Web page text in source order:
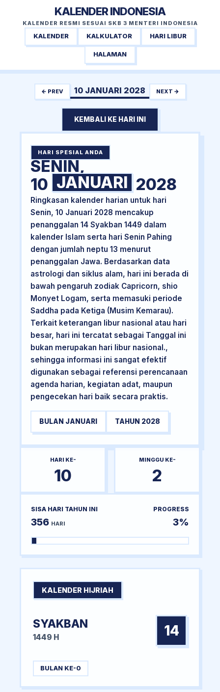
KALENDER INDONESIA
KALENDER RESMI SESUAI SKB 3 MENTERI INDONESIA
KALENDER KALKULATOR HARI LIBUR
HALAMAN
← PREV 10 JANUARI 2028 NEXT →
KEMBALI KE HARI INI
HARI SPESIAL ANDA
SENIN,
10 JANUARI 2028
Ringkasan kalender harian untuk hari
Senin, 10 Januari 2028 mencakup
penanggalan 14 Syakban 1449 dalam
kalender Islam serta hari Senin Pahing
dengan jumlah neptu 13 menurut
penanggalan Jawa. Berdasarkan data
astrologi dan siklus alam, hari ini berada di
bawah pengaruh zodiak Capricorn, shio
Monyet Logam, serta memasuki periode
Saddha pada Ketiga (Musim Kemarau).
Terkait keterangan libur nasional atau hari
besar, hari ini tercatat sebagai Tanggal ini
bukan merupakan hari libur nasional.,
sehingga informasi ini sangat efektif
digunakan sebagai referensi perencanaan
agenda harian, kegiatan adat, maupun
pengecekan hari baik secara praktis.
BULAN JANUARI TAHUN 2028
HARI KE-
10
MINGGU KE-
2
SISA HARI TAHUN INI
356 HARI
PROGRESS
3%
KALENDER HIJRIAH
SYAKBAN
1449 H 14
BULAN KE-0